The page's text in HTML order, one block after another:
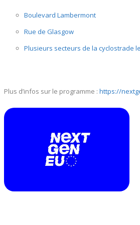
Boulevard Lambermont
Rue de Glasgow
Plusieurs secteurs de la cyclostrade
Plus d’infos sur le programme : https://